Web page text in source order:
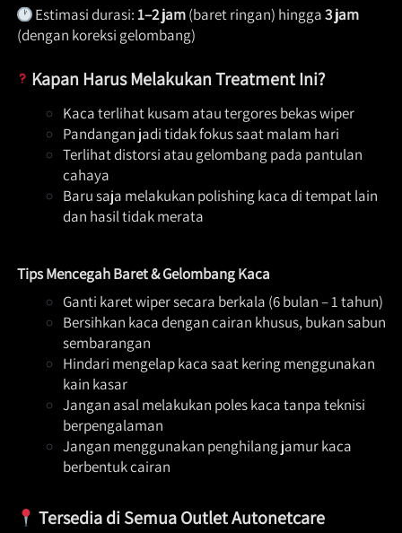
Estimasi durasi: 1–2 jam (baret ringan) hingga 3 jam
(dengan koreksi gelombang)
Kapan Harus Melakukan Treatment Ini?
Kaca terlihat kusam atau tergores bekas wiper
Pandangan jadi tidak fokus saat malam hari
Terlihat distorsi atau gelombang pada pantulan
cahaya
Baru saja melakukan polishing kaca di tempat lain
dan hasil tidak merata
Tips Mencegah Baret & Gelombang Kaca
Ganti karet wiper secara berkala (6 bulan – 1 tahun)
Bersihkan kaca dengan cairan khusus, bukan sabun
sembarangan
Hindari mengelap kaca saat kering menggunakan
kain kasar
Jangan asal melakukan poles kaca tanpa teknisi
berpengalaman
Jangan menggunakan penghilang jamur kaca
berbentuk cairan
Tersedia di Semua Outlet Autonetcare